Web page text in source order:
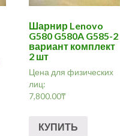
Шарнир Lenovo
G580 G580A G585-2
вариант комплект
2 шт
Цена для физических
лиц:
7,800.00₸
КУПИТЬ